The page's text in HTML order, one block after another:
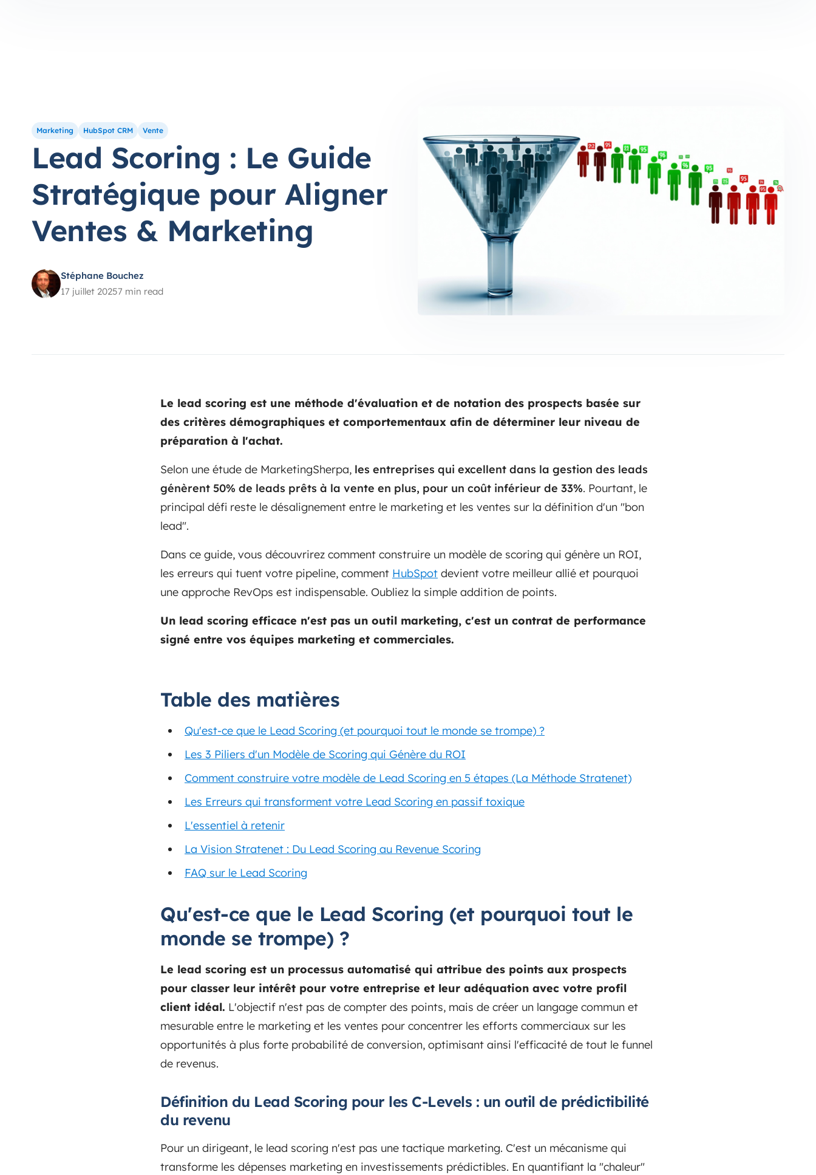
Marketing HubSpot CRM Vente
Lead Scoring : Le Guide
Stratégique pour Aligner
Ventes & Marketing
Stéphane Bouchez
17 juillet 20257 min read
Le lead scoring est une méthode d'évaluation et de notation des prospects basée sur
des critères démographiques et comportementaux afin de déterminer leur niveau de
préparation à l'achat.
Selon une étude de MarketingSherpa, les entreprises qui excellent dans la gestion des leads
génèrent 50% de leads prêts à la vente en plus, pour un coût inférieur de 33%. Pourtant, le
principal défi reste le désalignement entre le marketing et les ventes sur la définition d'un "bon
lead".
Dans ce guide, vous découvrirez comment construire un modèle de scoring qui génère un ROI,
les erreurs qui tuent votre pipeline, comment HubSpot devient votre meilleur allié et pourquoi
une approche RevOps est indispensable. Oubliez la simple addition de points.
Un lead scoring efficace n'est pas un outil marketing, c'est un contrat de performance
signé entre vos équipes marketing et commerciales.
Table des matières
Qu'est-ce que le Lead Scoring (et pourquoi tout le monde se trompe) ?
Les 3 Piliers d'un Modèle de Scoring qui Génère du ROI
Comment construire votre modèle de Lead Scoring en 5 étapes (La Méthode Stratenet)
Les Erreurs qui transforment votre Lead Scoring en passif toxique
L'essentiel à retenir
La Vision Stratenet : Du Lead Scoring au Revenue Scoring
FAQ sur le Lead Scoring
Qu'est-ce que le Lead Scoring (et pourquoi tout le
monde se trompe) ?
Le lead scoring est un processus automatisé qui attribue des points aux prospects
pour classer leur intérêt pour votre entreprise et leur adéquation avec votre profil
client idéal. L'objectif n'est pas de compter des points, mais de créer un langage commun et
mesurable entre le marketing et les ventes pour concentrer les efforts commerciaux sur les
opportunités à plus forte probabilité de conversion, optimisant ainsi l'efficacité de tout le funnel
de revenus.
Définition du Lead Scoring pour les C-Levels : un outil de prédictibilité
du revenu
Pour un dirigeant, le lead scoring n'est pas une tactique marketing. C'est un mécanisme qui
transforme les dépenses marketing en investissements prédictibles. En quantifiant la "chaleur"